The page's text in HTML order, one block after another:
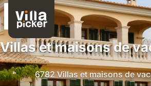
Villas et maisons de
6782 Villas et maisons de